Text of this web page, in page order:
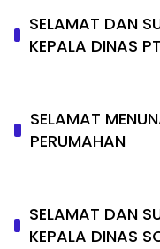
SELAMAT DAN
KEPALA DINAS
SELAMAT
PERUMAHAN
SELAMAT DAN
KEPALA DINAS